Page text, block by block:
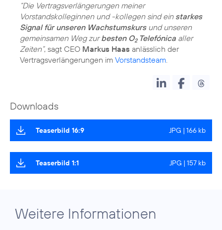
“Die Vertragsverlängerungen meiner
Vorstandskolleginnen und -kollegen sind ein starkes
Signal für unseren Wachstumskursund unseren
gemeinsamen Weg zurbesten O2Telefónica aller
Zeiten”, sagt CEO Markus Haas anlässlich der
Vertragsverlängerungen im Vorstandsteam.
Downloads
Teaserbild 16:9 JPG | 166 kb
Teaserbild 1:1 JPG | 157 kb
Weitere Informationen